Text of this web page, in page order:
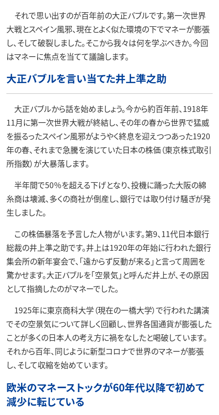
それで思い出すのが百年前の大正バブルです。第一次世界
大戦とスペイン風邪、現在とよく似た環境の下でマネーが膨張
し、そして破裂しました。そこから我々は何を学ぶべきか。今回
はマネーに焦点を当てて議論します。
大正バブルを言い当てた井上準之助
大正バブルから話を始めましょう。今から約百年前、1918年
11月に第一次世界大戦が終結し、その年の春から世界で猛威
を振るったスペイン風邪がようやく終息を迎えつつあった1920
年の春、それまで急騰を演じていた日本の株価（東京株式取引
所指数）が大暴落します。
半年間で50％を超える下げとなり、投機に踊った大阪の綿
糸商は壊滅、多くの商社が倒産し、銀行では取り付け騒ぎが発
生しました。
この株価暴落を予言した人物がいます。第9、11代日本銀行
総裁の井上準之助です。井上は1920年の年始に行われた銀行
集会所の新年宴会で、「遠からず反動が来る」と言って周囲を
驚かせます。大正バブルを「空景気」と呼んだ井上が、その原因
として指摘したのがマネーでした。
1925年に東京商科大学（現在の一橋大学）で行われた講演
でその空景気について詳しく回顧し、世界各国通貨が膨張した
ことが多くの日本人の考え方に禍をなしたと喝破しています。
それから百年、同じように新型コロナで世界のマネーが膨張
し、そして収縮を始めています。
欧米のマネーストックが60年代以降で初めて
減少に転じている